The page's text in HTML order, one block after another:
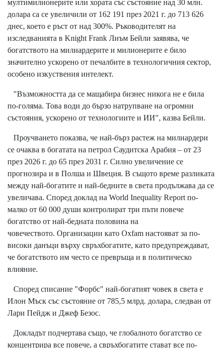
мултимилионерите или хората със състояние над 30 млн.
долара са се увеличили от 162 191 през 2021 г. до 713 626
днес, което е ръст от над 300%. Ръководителят на
изследванията в Knight Frank Лиъм Бейли заявява, че
богатството на милиардерите и милионерите е било
значително ускорено от печалбите в технологичния сектор,
особено изкуствения интелект.
"Възможността да се мащабира бизнес никога не е била
по-голяма. Това води до бързо натрупване на огромни
състояния, ускорено от технологиите и ИИ", казва Бейли.
Проучването показва, че най-бърз растеж на милиардери
се очаква в богатата на петрол Саудитска Арабия – от 23
през 2026 г. до 65 през 2031 г. Силно увеличение се
прогнозира и в Полша и Швеция. В същото време разликата
между най-богатите и най-бедните в света продължава да се
увеличава. Според доклад на World Inequality Report по-
малко от 60 000 души контролират три пъти повече
богатство от най-бедната половина на
човечеството. Организации като Oxfam настояват за по-
високи данъци върху свръхбогатите, като предупреждават,
че богатството им често се превръща и в политическо
влияние.
Според списание "Форбс" най-богатият човек в света е
Илон Мъск със състояние от 785,5 млрд. долара, следван от
Лари Пейдж и Джеф Безос.
Докладът подчертава също, че глобалното богатство се
концентрира все повече, а свръхбогатите стават все по-